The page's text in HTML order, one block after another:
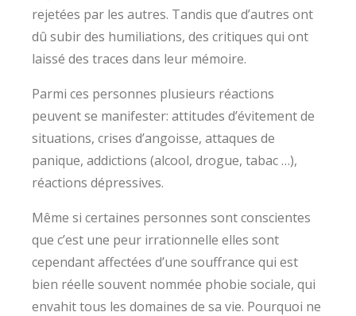
rejetées par les autres. Tandis que d’autres ont
dû subir des humiliations, des critiques qui ont
laissé des traces dans leur mémoire.
Parmi ces personnes plusieurs réactions
peuvent se manifester: attitudes d’évitement de
situations, crises d’angoisse, attaques de
panique, addictions (alcool, drogue, tabac …),
réactions dépressives.
Même si certaines personnes sont conscientes
que c’est une peur irrationnelle elles sont
cependant affectées d’une souffrance qui est
bien réelle souvent nommée phobie sociale, qui
envahit tous les domaines de sa vie. Pourquoi ne